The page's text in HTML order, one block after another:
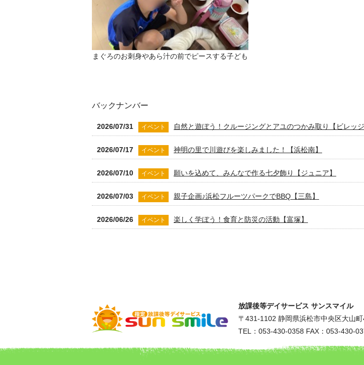
まぐろのお刺身やあら汁の前でピースする子ども
バックナンバー
2026/07/31 イベント 自然と遊ぼう！クルージングとアユのつかみ取り【ビレッジ
2026/07/17 イベント 神明の里で川遊びを楽しみました！【浜松南】
2026/07/10 イベント 願いを込めて、みんなで作る七夕飾り【ジュニア】
2026/07/03 イベント 親子企画♪浜松フルーツパークでBBQ【三島】
2026/06/26 イベント 楽しく学ぼう！食育と防災の活動【富塚】
2026/05/29 イベント みんなで挑戦！パンポン大会【袋井春岡】
2026/05/22 はじめてのファーム！ドキドキ乗馬体験【上西】
放課後等デイサービス サンスマイル
〒431-1102 静岡県浜松市中央区大山
TEL：053-430-0358 FAX：053-430-